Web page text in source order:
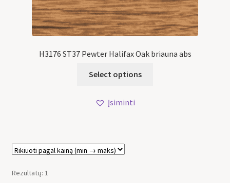
H3176 ST37 Pewter Halifax Oak briauna abs
Select options
Įsiminti
Rezultatų: 1